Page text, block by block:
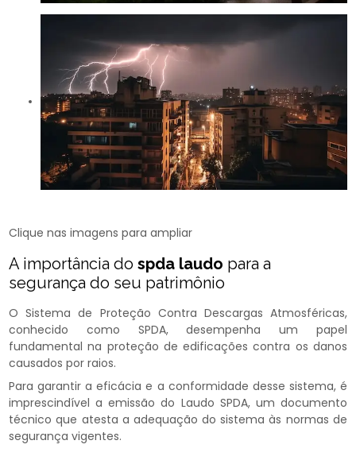
Clique nas imagens para ampliar
A importância dospda laudo para a
segurança do seu patrimônio
O Sistema de Proteção Contra Descargas Atmosféricas,
conhecido como SPDA, desempenha um papel
fundamental na proteção de edificações contra os danos
causados por raios.
Para garantir a eficácia e a conformidade desse sistema, é
imprescindível a emissão do Laudo SPDA, um documento
técnico que atesta a adequação do sistema às normas de
segurança vigentes.